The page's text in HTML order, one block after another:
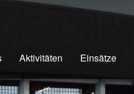
Aktivitäten Einsätze